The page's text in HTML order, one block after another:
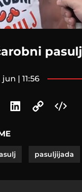
pasulj
jun | 11:56
pasuljijada